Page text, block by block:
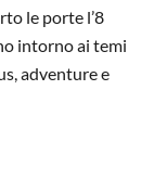
le porte l’8
intorno ai temi
adventure e